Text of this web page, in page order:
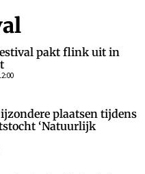
pakt flink uit in
plaatsen tijdens
‘Natuurlijk